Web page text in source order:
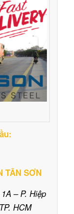
TÂN SƠN
– P. Hiệp
HCM